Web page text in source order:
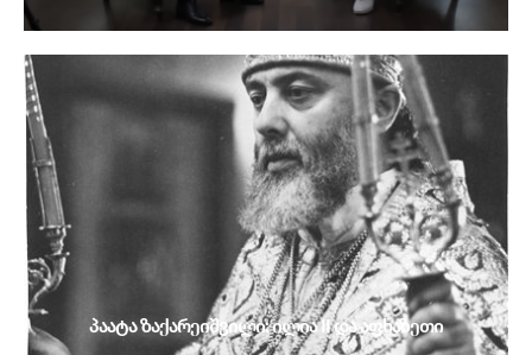
პაატა ზაქარეიშვილი: ილია II და აფხაზეთი